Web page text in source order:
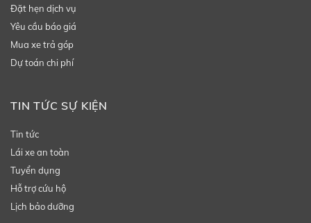
Đặt hẹn dịch vụ
Yêu cầu báo giá
Mua xe trả góp
Dự toán chi phí
TIN TỨC SỰ KIỆN
Tin tức
Lái xe an toàn
Tuyển dụng
Hỗ trợ cứu hộ
Lịch bảo dưỡng